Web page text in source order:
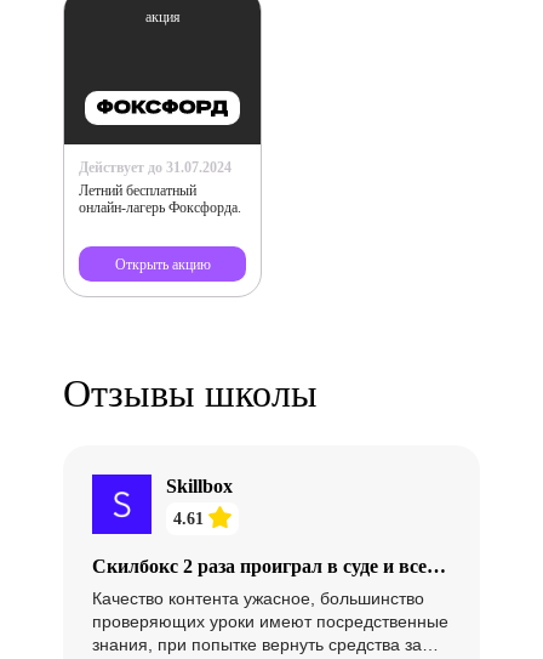
акция
Действует до 31.07.2024
Летний бесплатный
онлайн-лагерь Фоксфорда.
Открыть акцию
Отзывы школы
Skillbox
4.61
Скилбокс 2 раза проиграл в суде и все
еще тянет время, чтобы не возвращать
Качество контента ужасное, большинство
проверяющих уроки имеют посредственные
знания, при попытке вернуть средства за